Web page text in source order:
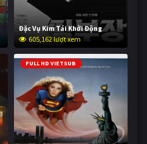
Đặc Vụ Kim Tái Khởi Động
605,162 lượt xem
FULL HD VIETSUB